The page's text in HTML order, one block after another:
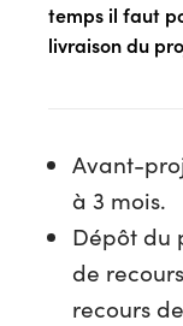
temps il faut
livraison du
Avant-
à 3 mois.
Dépôt du
de
recours